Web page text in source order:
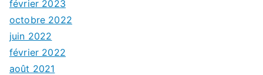
février 2023
octobre 2022
juin 2022
février 2022
août 2021